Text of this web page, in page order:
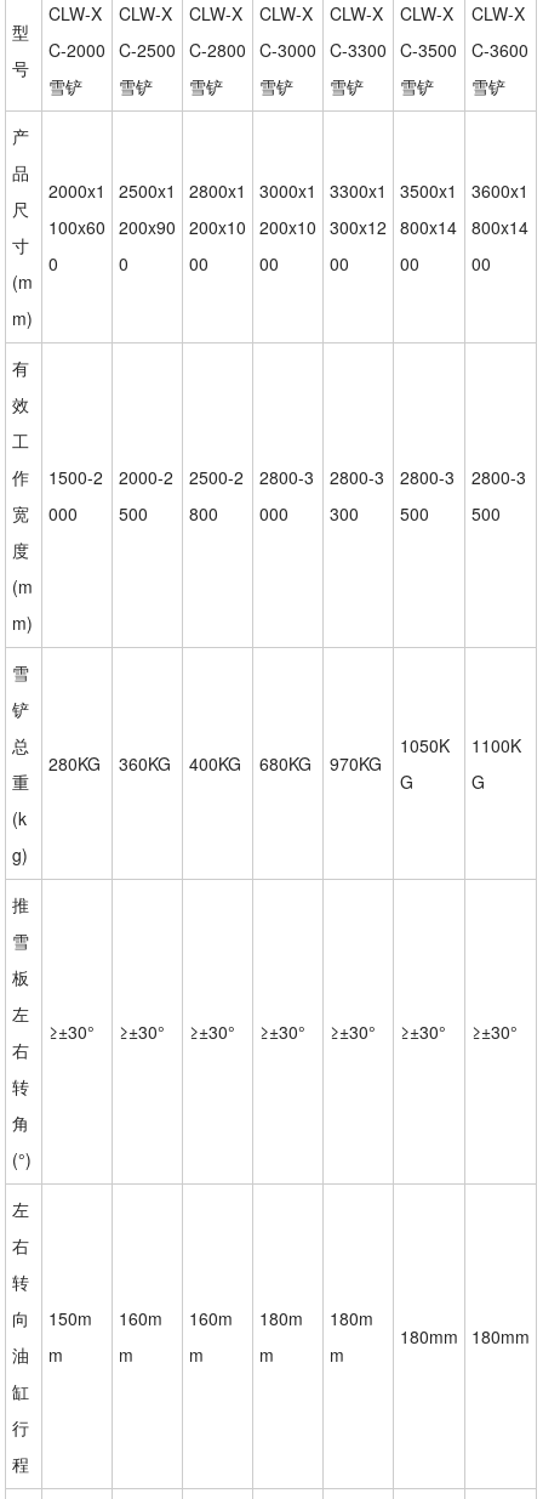
型
号
CLW-X
C-2000
雪铲
CLW-X
C-2500
雪铲
CLW-X
C-2800
雪铲
CLW-X
C-3000
雪铲
CLW-X
C-3300
雪铲
CLW-X
C-3500
雪铲
CLW-X
C-3600
雪铲
产
品
尺
寸
(m
m)
2000x1
100x60
0
2500x1
200x90
0
2800x1
200x10
00
3000x1
200x10
00
3300x1
300x12
00
3500x1
800x14
00
3600x1
800x14
00
有
效
工
作
宽
度
(m
m)
1500-2
000
2000-2
500
2500-2
800
2800-3
000
2800-3
300
2800-3
500
2800-3
500
雪
铲
总
重
(k
g)
280KG 360KG 400KG 680KG 970KG
1050K
G
1100K
G
推
雪
板
左
右
转
角
(°)
≥±30° ≥±30° ≥±30° ≥±30° ≥±30° ≥±30° ≥±30°
左
右
转
向
油
缸
行
程
150m
m
160m
m
160m
m
180m
m
180m
m
180mm 180mm